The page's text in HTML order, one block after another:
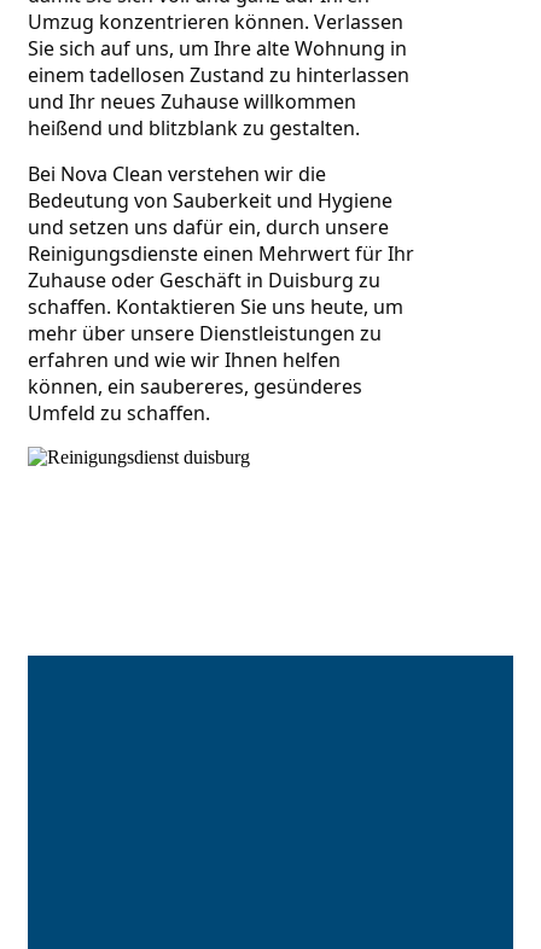
Umzug konzentrieren können. Verlassen
Sie sich auf uns, um Ihre alte Wohnung in
einem tadellosen Zustand zu hinterlassen
und Ihr neues Zuhause willkommen
heißend und blitzblank zu gestalten.
Bei Nova Clean verstehen wir die
Bedeutung von Sauberkeit und Hygiene
und setzen uns dafür ein, durch unsere
Reinigungsdienste einen Mehrwert für Ihr
Zuhause oder Geschäft in Duisburg zu
schaffen. Kontaktieren Sie uns heute, um
mehr über unsere Dienstleistungen zu
erfahren und wie wir Ihnen helfen
können, ein saubereres, gesünderes
Umfeld zu schaffen.